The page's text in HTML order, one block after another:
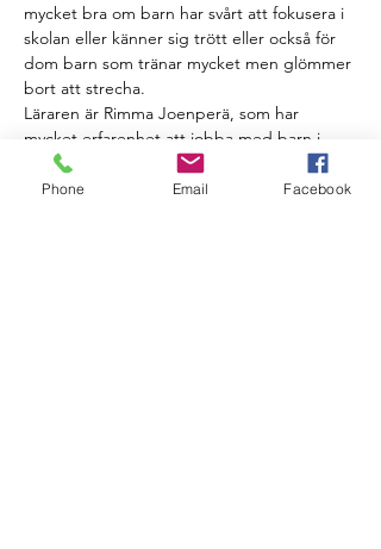
mycket bra om barn har svårt att fokusera i
skolan eller känner sig trött eller också för
dom barn som tränar mycket men glömmer
bort att strecha.
Läraren är Rimma Joenperä, som har
mycket erfarenhet att jobba med barn i
olika ålder.
Rimma hämtar barn från skolans eftis och
Phone Email Facebook